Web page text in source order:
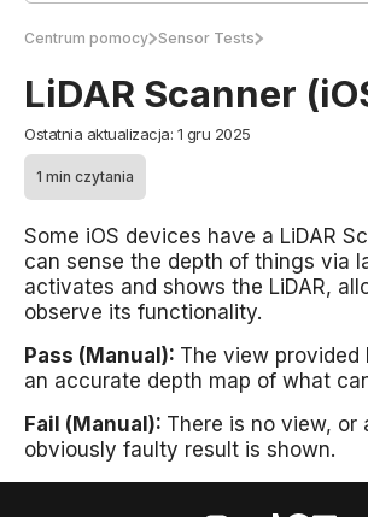
Centrum pomocy Sensor Tests
LiDAR Scanner
Ostatnia aktualizacja: 1 gru 2025
1 min czytania
Some iOS devices have a LiDAR
can sense the depth of things via
activates and shows the LiDAR,
observe its functionality.
Pass (Manual): The view provided
an accurate depth map of what
Fail (Manual): There is no view, or
obviously faulty result is shown.